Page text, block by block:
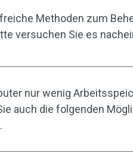
Methoden zum
versuchen Sie es
nur wenig
auch die folgenden